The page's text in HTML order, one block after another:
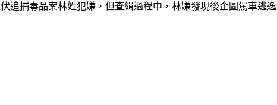
追捕毒品案林姓犯嫌，但查緝過程中，林嫌發現後企圖駕車逃